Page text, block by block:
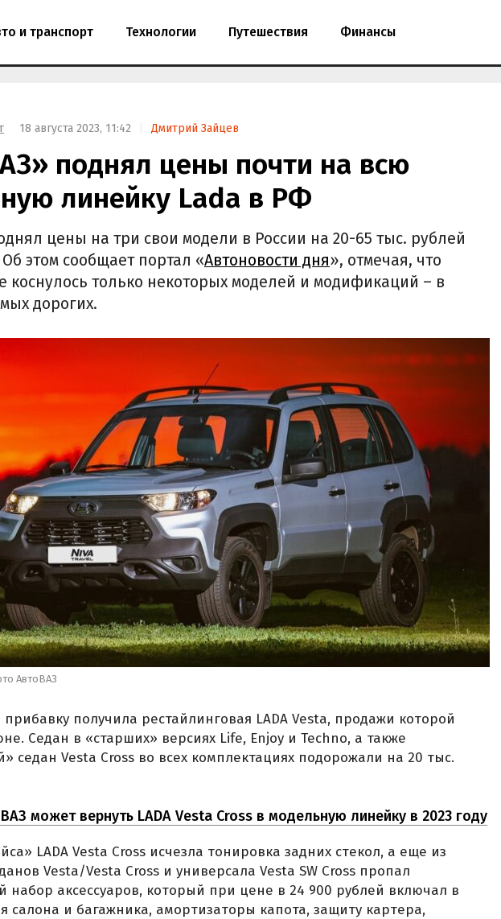
и транспорт Технологии Путешествия Финансы
18 августа 2023, 11:42 Дмитрий Зайцев
поднял цены почти на всю
линейку Lada в РФ
цены на три свои модели в России на 20-65 тыс. рублей
Об этом сообщает портал «Автоновости дня», отмечая, что
коснулось только некоторых моделей и модификаций – в
дорогих.
АвтоВАЗ
получила рестайлинговая LADA Vesta, продажи которой
Седан в «старших» версиях Life, Enjoy и Techno, а также
седан Vesta Cross во всех комплектациях подорожали на 20 тыс.
может вернуть LADA Vesta Cross в модельную линейку в 2023 году
LADA Vesta Cross исчезла тонировка задних стекол, а еще из
Vesta/Vesta Cross и универсала Vesta SW Cross пропал
набор аксессуаров, который при цене в 24 900 рублей включал в
салона и багажника, амортизаторы капота, защиту картера,